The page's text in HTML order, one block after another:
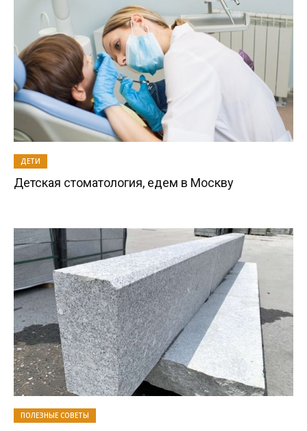
ДЕТИ
Детская стоматология, едем в Москву
ПОЛЕЗНЫЕ СОВЕТЫ